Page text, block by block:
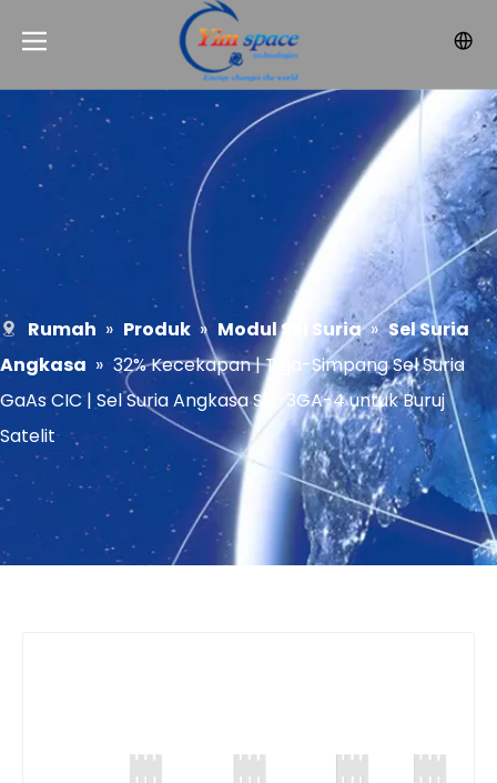
Rumah » Produk » Modul Sel Suria » Sel Suria
Angkasa » 32% Kecekapan | Tiga-Simpang Sel Suria
GaAs CIC | Sel Suria Angkasa SC-3GA-4 untuk Buruj
Satelit